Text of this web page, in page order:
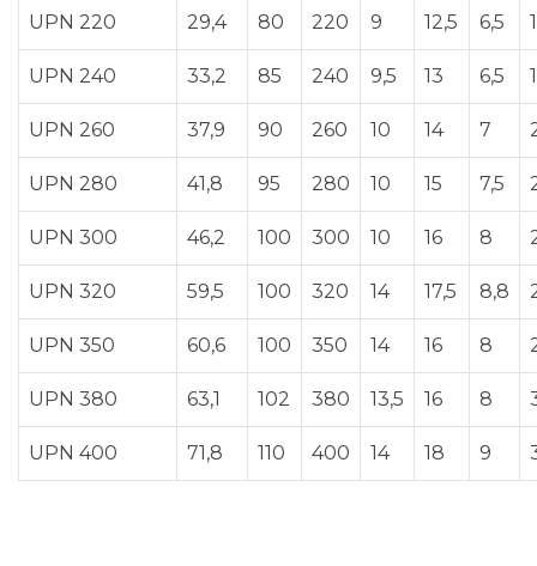
UPN 220 29,4 80 220 9 12,5 6,5
UPN 240 33,2 85 240 9,5 13 6,5
UPN 260 37,9 90 260 10 14 7
UPN 280 41,8 95 280 10 15 7,5
UPN 300 46,2 100 300 10 16 8
UPN 320 59,5 100 320 14 17,5 8,8
UPN 350 60,6 100 350 14 16 8
UPN 380 63,1 102 380 13,5 16 8
UPN 400 71,8 110 400 14 18 9